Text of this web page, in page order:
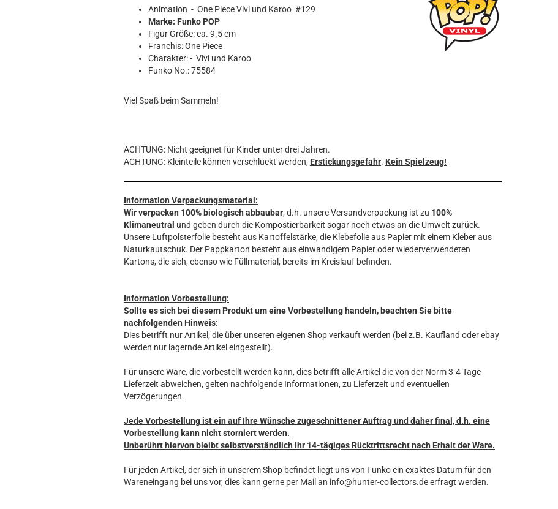
MARVEL
Movie
STAR WARS
Animation - One Piece Vivi und Karoo #129
Marke: Funko POP
Figur Größe: ca. 9.5 cm
Franchis: One Piece
Charakter: - Vivi und Karoo
Funko No.: 75584
Viel Spaß beim Sammeln!
ACHTUNG: Nicht geeignet für Kinder unter drei Jahren.
ACHTUNG: Kleinteile können verschluckt werden, Erstickungsgefahr. Kein Spielzeug!
Information Verpackungsmaterial:
Wir verpacken 100% biologisch abbaubar, d.h. unsere Versandverpackung ist zu 100%
Klimaneutral und geben durch die Kompostierbarkeit sogar noch etwas an die Umwelt zurück.
Unsere Luftpolsterfolie besteht aus Kartoffelstärke, die Klebefolie aus Papier mit einem Kleber aus
Naturkautschuk. Der Pappkarton besteht aus einwandigem Papier oder wiederverwendeten
Kartons, die sich, ebenso wie Füllmaterial, bereits im Kreislauf befinden.
Information Vorbestellung:
Sollte es sich bei diesem Produkt um eine Vorbestellung handeln, beachten Sie bitte
nachfolgenden Hinweis:
Dies betrifft nur Artikel, die über unseren eigenen Shop verkauft werden (bei z.B. Kaufland oder ebay
werden nur lagernde Artikel eingestellt).
Für unsere Ware, die vorbestellt werden kann, dies betrifft alle Artikel die von der Norm 3-4 Tage
Lieferzeit abweichen, gelten nachfolgende Informationen, zu Lieferzeit und eventuellen
Verzögerungen.
Jede Vorbestellung ist ein auf Ihre Wünsche zugeschnittener Auftrag und daher final, d.h. eine
Vorbestellung kann nicht storniert werden.
Unberührt hiervon bleibt selbstverständlich Ihr 14-tägiges Rücktrittsrecht nach Erhalt der Ware.
Für jeden Artikel, der sich in unserem Shop befindet liegt uns von Funko ein exaktes Datum für den
Wareneingang bei uns vor, dies kann gerne per Mail an info@hunter-collectors.de erfragt werden.